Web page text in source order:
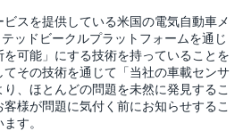
スを提供している米国の電気自動車メ
ッドビークルプラットフォームを通じ
可能」にする技術を持っていることを
その技術を通じて「当社の車載センサ
、ほとんどの問題を未然に発見するこ
様が問題に気付く前にお知らせするこ
す。